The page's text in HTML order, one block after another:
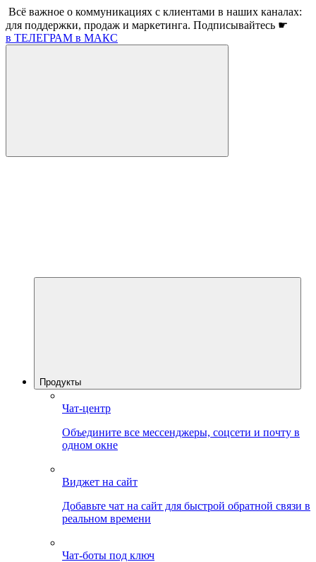
Всё важное о коммуникациях с клиентами в наших каналах:
для поддержки, продаж и маркетинга. Подписывайтесь ☛
в ТЕЛЕГРАМ в МАКС
Продукты
Чат-центр
Объедините все мессенджеры, соцсети и почту в
одном окне
Виджет на сайт
Добавьте чат на сайт для быстрой обратной связи в
реальном времени
Чат-боты под ключ